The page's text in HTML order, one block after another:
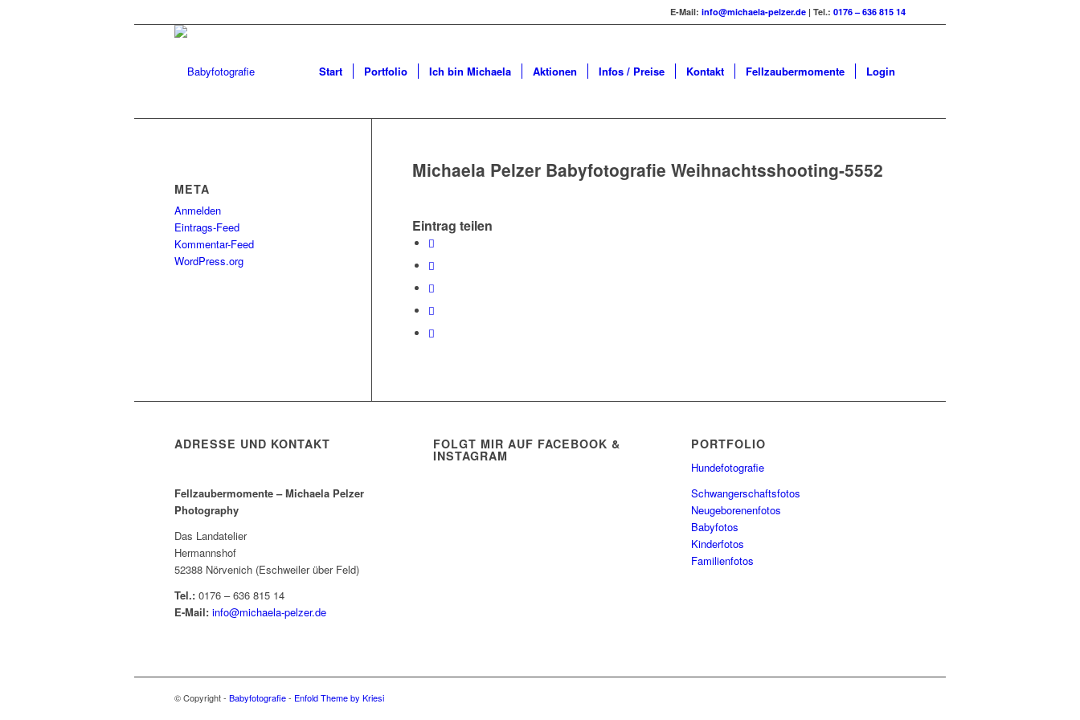
E-Mail: info@michaela-pelzer.de | Tel.: 0176 – 636 815 14
Start Portfolio Ich bin Michaela Aktionen Infos / Preise Kontakt Fellzaubermomente Login
Michaela Pelzer Babyfotografie Weihnachtsshooting-5552
Eintrag teilen
META
Anmelden
Eintrags-Feed
Kommentar-Feed
WordPress.org
ADRESSE UND KONTAKT
Fellzaubermomente –Michaela Pelzer
Photography
Das Landatelier
Hermannshof
52388 Nörvenich (Eschweiler über Feld)
Tel.: 0176 – 636 815 14
E-Mail: info@michaela-pelzer.de
FOLGT MIR AUF FACEBOOK &
INSTAGRAM
PORTFOLIO
Hundefotografie
Schwangerschaftsfotos
Neugeborenenfotos
Babyfotos
Kinderfotos
Familienfotos
© Copyright - Babyfotografie- Enfold Theme by Kriesi